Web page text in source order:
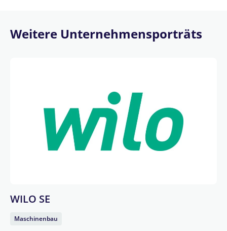
Weitere Unternehmensporträts
WILO SE
Maschinenbau